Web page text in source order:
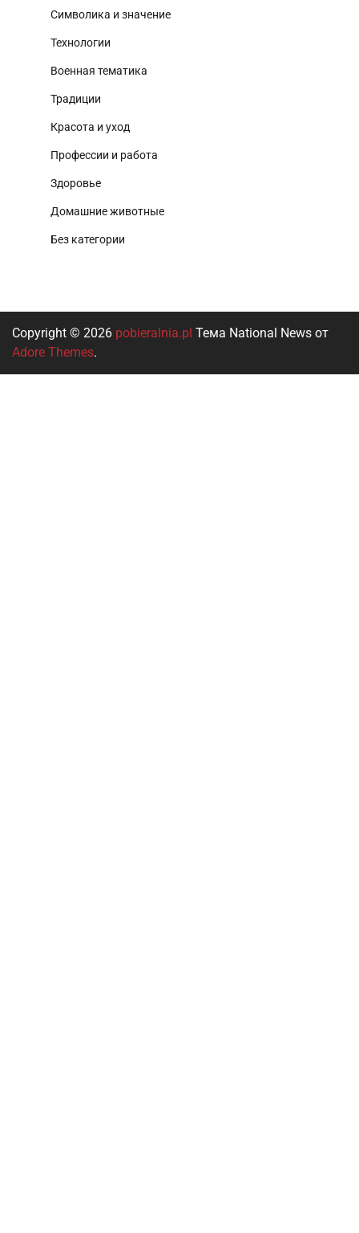
Символика и значение
Технологии
Военная тематика
Традиции
Красота и уход
Профессии и работа
Здоровье
Домашние животные
Без категории
Copyright © 2026 pobieralnia.pl Тема National News от
Adore Themes.